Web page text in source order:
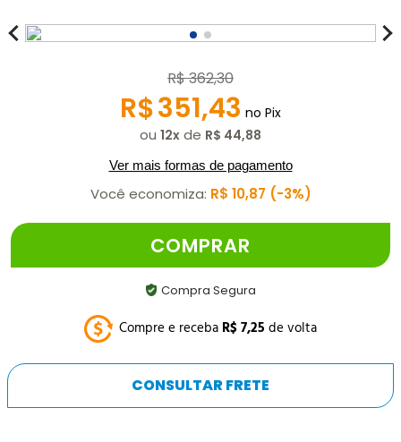
R$362,30
R$351,43 no Pix
ou 12 de R$ 44,88
Ver mais formas de pagamento
Você economiza: R$ 10,87 3%
COMPRAR
Compra Segura
Compre e receba R$7,25 de volta
CONSULTAR FRETE